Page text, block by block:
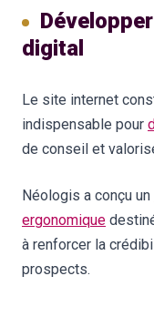
digital
Le site internet
indispensable pour
de conseil et
Néologis a conçu un
ergonomique
à renforcer la
prospects.